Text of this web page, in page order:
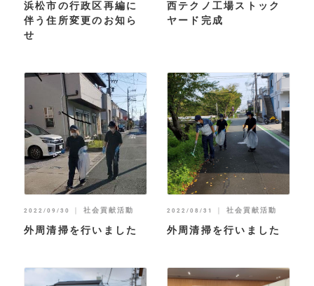
浜松市の行政区再編に
伴う住所変更のお知ら
せ
西テクノ工場ストック
ヤード完成
2022/09/30 ｜ 社会貢献活動
外周清掃を行いました
2022/08/31 ｜ 社会貢献活動
外周清掃を行いました